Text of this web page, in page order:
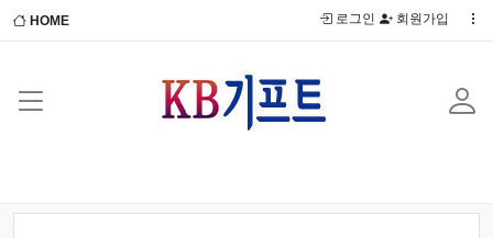
HOME 로그인 회원가입